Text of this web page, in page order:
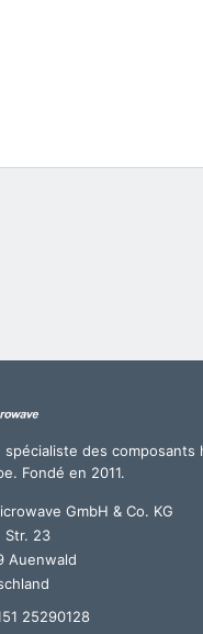
spécialiste des
Fondé en 2011.
GmbH & Co. KG
Str. 23
Auenwald
25290128